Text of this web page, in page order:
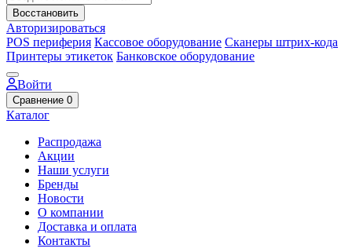
Восстановить
Авторизироваться
POS периферия Кассовое оборудование Сканеры штрих-кода
Принтеры этикеток Банковское оборудование
Войти
Сравнение 0
Каталог
Распродажа
Акции
Наши услуги
Бренды
Новости
О компании
Доставка и оплата
Контакты